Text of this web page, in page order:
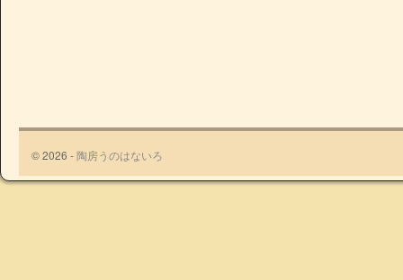
© 2026 -陶房うのはないろ